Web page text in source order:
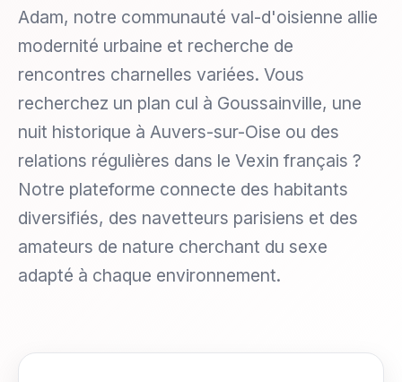
Adam, notre communauté val-d'oisienne allie
modernité urbaine et recherche de
rencontres charnelles variées. Vous
recherchez un plan cul à Goussainville, une
nuit historique à Auvers-sur-Oise ou des
relations régulières dans le Vexin français ?
Notre plateforme connecte des habitants
diversifiés, des navetteurs parisiens et des
amateurs de nature cherchant du sexe
adapté à chaque environnement.